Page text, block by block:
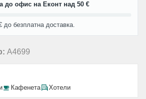
до офис на Еконт над 50 €
безплатна доставка.
A4699
Кафенета Хотели